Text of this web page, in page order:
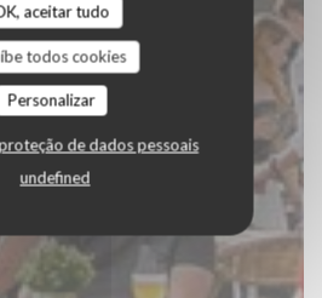
aceitar tudo
todos cookies
Personalizar
de dados pessoais
undefined